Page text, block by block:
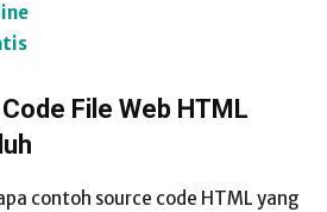
File Web HTML
contoh source code HTML yang